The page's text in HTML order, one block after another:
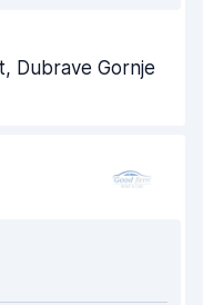
8,0
8,6
Dubrave Gornje